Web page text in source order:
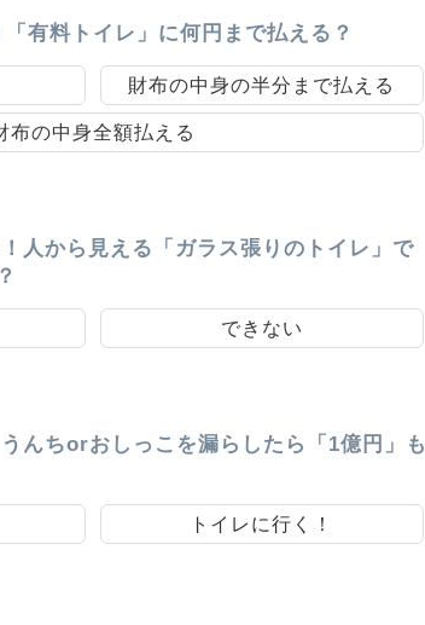
有料トイレ」に何円まで払える？
財布の中身の半分まで払える
布の中身全額払える
人から見える「ガラス張りのトイレ」で
できない
んちorおしっこを漏らしたら「1億円」も
トイレに行く！